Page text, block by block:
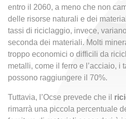
entro il 2060, a meno che non
delle risorse naturali e dei
tassi di riciclaggio, invece, variano
seconda dei materiali. Molti
troppo economici o difficili da
metalli, come il ferro e l’acciaio, i
possono raggiungere il 70%.
Tuttavia, l’Ocse prevede che il
rimarrà una piccola percentuale